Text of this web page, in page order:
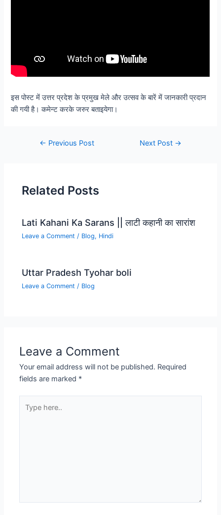
इस पोस्ट में उत्तर प्रदेश के प्रमुख मेले और उत्सव के बारें में जानकारी प्रदान
की गयी है। कमेन्ट करके जरुर बताइयेगा।
← Previous Post Next Post →
Related Posts
Lati Kahani Ka Sarans || लाटी कहानी का सारांश
Leave a Comment / Blog, Hindi
Uttar Pradesh Tyohar boli
Leave a Comment / Blog
Leave a Comment
Your email address will not be published. Required
fields are marked *
here..